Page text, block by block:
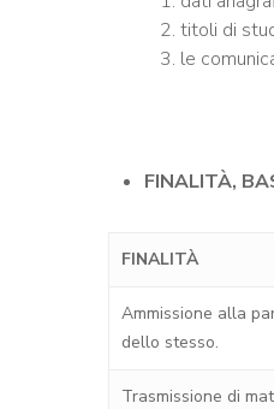
titoli di
le
FINALITÀ,
FINALITÀ
Ammissione alla
dello stesso.
Trasmissione di